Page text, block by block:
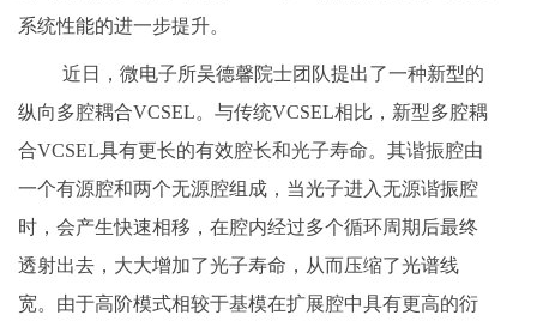
系统性能的进一步提升。
近日，微电子所吴德馨院士团队提出了一种新型的
纵向多腔耦合VCSEL。与传统VCSEL相比，新型多腔耦
合VCSEL具有更长的有效腔长和光子寿命。其谐振腔由
一个有源腔和两个无源腔组成，当光子进入无源谐振腔
时，会产生快速相移，在腔内经过多个循环周期后最终
透射出去，大大增加了光子寿命，从而压缩了光谱线
宽。由于高阶模式相较于基模在扩展腔中具有更高的衍